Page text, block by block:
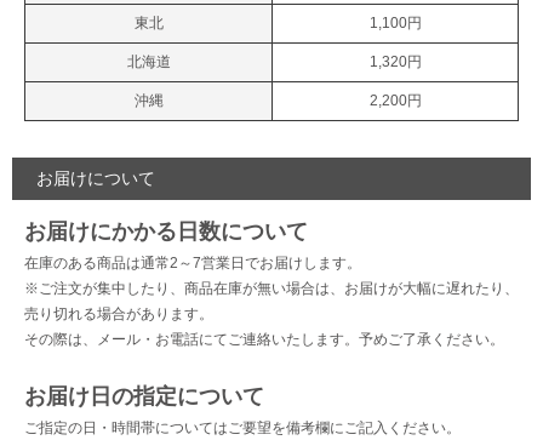
東北 1,100円
北海道 1,320円
沖縄 2,200円
お届けについて
お届けにかかる日数について
在庫のある商品は通常2～7営業日でお届けします。
※ご注文が集中したり、商品在庫が無い場合は、お届けが大幅に遅れたり、
売り切れる場合があります。
その際は、メール・お電話にてご連絡いたします。予めご了承ください。
お届け日の指定について
ご指定の日・時間帯についてはご要望を備考欄にご記入ください。